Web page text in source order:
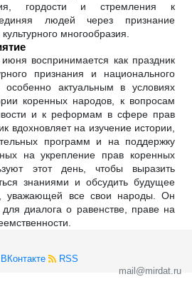
гордости и стремления к
людей через признание
многообразия.
воспринимается как праздник
признания и национального
актуальным в условиях
коренных народов, к вопросам
и к реформам в сфере прав
вдохновляет на изучение истории,
программ и на поддержку
на укрепление прав коренных
этот день, чтобы выразить
знаниями и обсудить будущее
уважающей все свои народы. Он
диалога о равенстве, праве на
RSS
mail@mirdat.ru